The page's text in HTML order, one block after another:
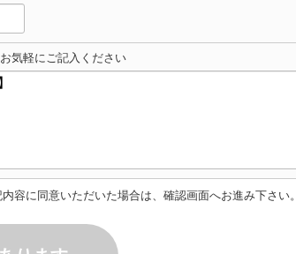
気軽にご記入ください
容に同意いただいた場合は、確認画面へお進み下さい。